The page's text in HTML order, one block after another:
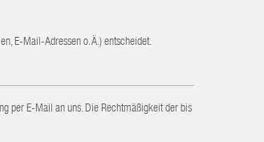
E-Mail-Adressen o. Ä.) entscheidet.
per E-Mail an uns. Die Rechtmäßigkeit der bis